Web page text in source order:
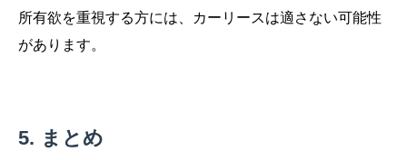
所有欲を重視する方には、カーリースは適さない可能性
があります。
まとめ